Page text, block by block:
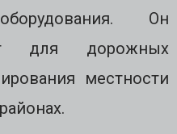
Он
для дорожных
местности